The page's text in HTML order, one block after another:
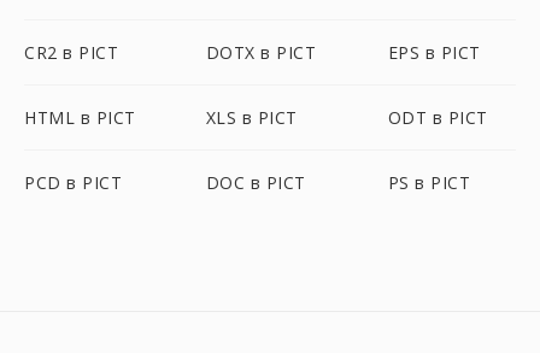
CR2 в PICT DOTX в PICT EPS в PICT
HTML в PICT XLS в PICT ODT в PICT
PCD в PICT DOC в PICT PS в PICT